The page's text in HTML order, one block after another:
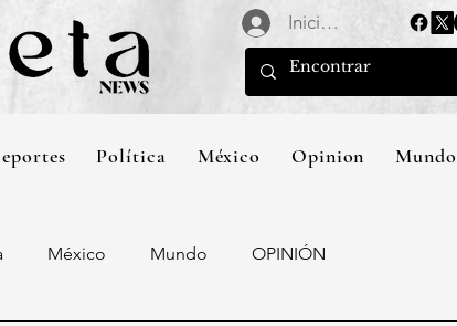
Iniciar sesión
Política México Opinion Mundo
México Mundo OPINIÓN